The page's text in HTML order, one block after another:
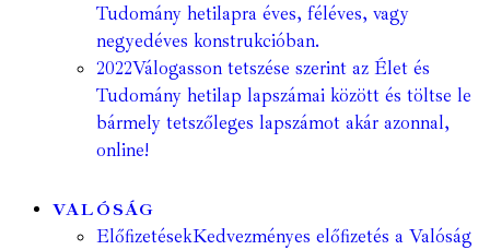
Tudomány hetilapra éves, féléves, vagy
negyedéves konstrukcióban.
2022Válogasson tetszése szerint az Élet és
Tudomány hetilap lapszámai között és töltse le
bármely tetszőleges lapszámot akár azonnal,
online!
VALÓSÁG
ElőfizetésekKedvezményes előfizetés a Valóság